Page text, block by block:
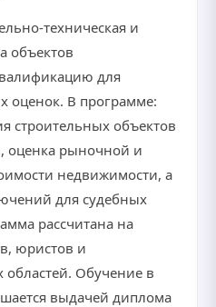
техническая и
объектов
для
оценок. В программе:
строительных объектов
оценка рыночной и
недвижимости, а
для судебных
рассчитана на
юристов и
Обучение в
выдачей диплома